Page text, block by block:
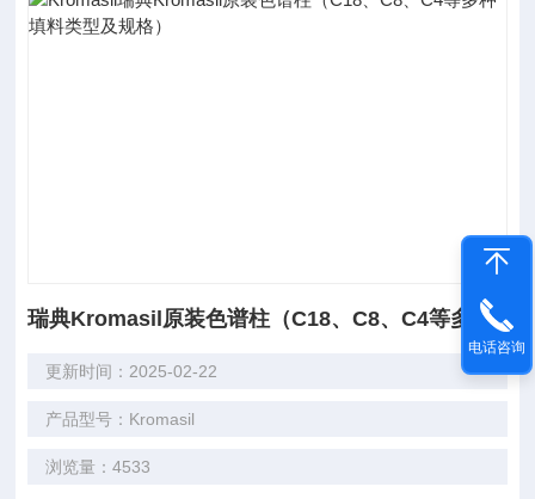
瑞典Kromasil原装色谱柱（C18、C8、C4等多种填料类型及规格）
更新时间：2025-02-22
产品型号：Kromasil
浏览量：4533
电话咨询